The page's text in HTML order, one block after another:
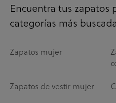
Encuentra tus zapatos
categorías más
Zapatos mujer
Zapatos de vestir mujer